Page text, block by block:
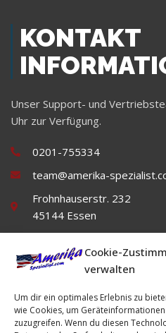
Cookie-
verwalten
Um dir ein optimales Erlebnis zu
wie Cookies, um
zuzugreifen. Wenn du diesen
KONTAKT
Unser Support- und
Uhr zur Verfügung.
0201-755334
team@amerika-
Frohnhauserstr. 232
45144 Essen